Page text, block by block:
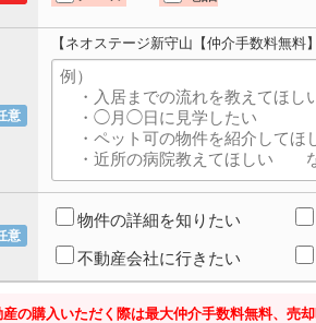
意
【ネオステージ新守山【仲介手数料無料
意
物件の詳細を知りたい
不動産会社に行きたい
の購入いただく際は最大仲介手数料無料、売却